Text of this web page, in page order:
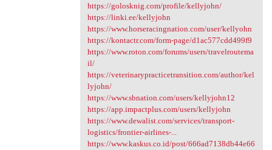
https://golosknig.com/profile/kellyjohn/
https://linki.ee/kellyjohn
https://www.horseracingnation.com/user/kellyohn
https://kontactr.com/form-page/d1ac577cdd499f9
https://www.roton.com/forums/users/travelroutema
il/
https://veterinarypracticetransition.com/author/kel
lyjohn/
https://www.sbnation.com/users/kellyjohn12
https://app.impactplus.com/users/kellyjohn
https://www.dewalist.com/services/transport-
logistics/frontier-airlines-...
https://www.kaskus.co.id/post/666ad7138db44e66